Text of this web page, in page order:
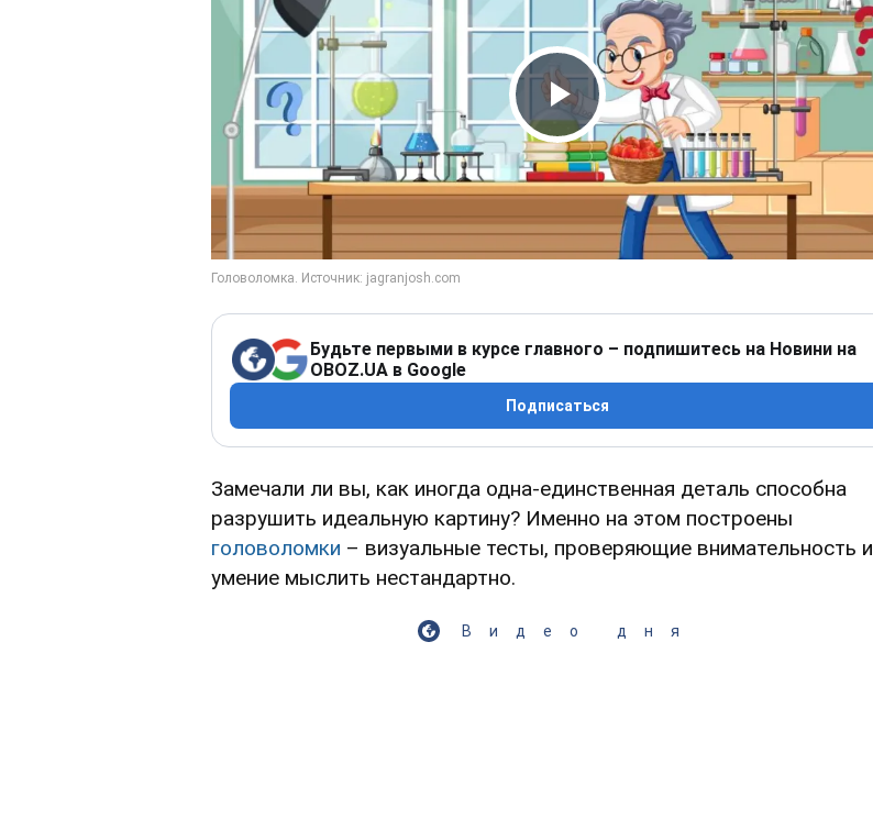
Play Video
Будьте первыми в курсе главного – подпишитесь на Новини на
OBOZ.UA в Google
Подписаться
Замечали ли вы, как иногда одна-единственная деталь способна
разрушить идеальную картину? Именно на этом построены
головоломки – визуальные тесты, проверяющие внимательность и
умение мыслить нестандартно.
Видео дня